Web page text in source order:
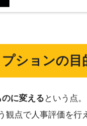
ションの目
に変える という点
観点で人事評価を行